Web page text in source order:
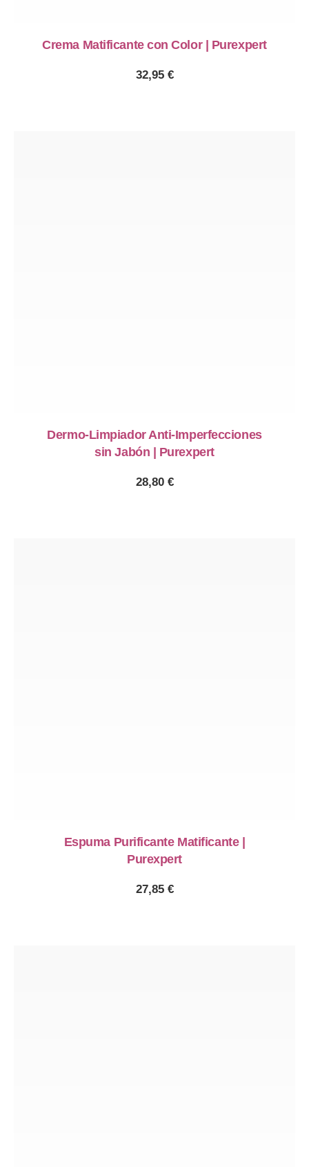
Crema Matificante con Color | Purexpert
32,95 €
Dermo-Limpiador Anti-Imperfecciones
sin Jabón | Purexpert
28,80 €
Espuma Purificante Matificante |
Purexpert
27,85 €